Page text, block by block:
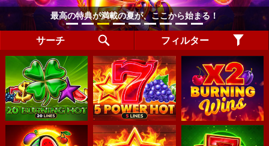
最高の特典が満載の夏が、ここから始まる！
サーチ フィルター